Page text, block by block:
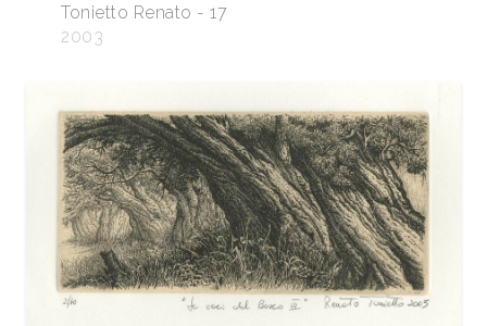
Tonietto Renato - 17
2003